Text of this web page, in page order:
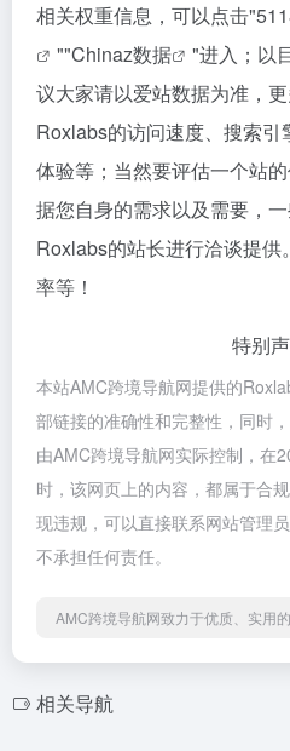
相关权重信息，可以点击"
""Chinaz数据
"进入；以
议大家请以爱站数据为准，
Roxlabs的访问速度、搜索
体验等；当然要评估一个站
据您自身的需求以及需要，
Roxlabs的站长进行洽谈提
率等！
特别
本站AMC跨境导航网提供的
部链接的准确性和完整性，同时
由AMC跨境导航网实际控制，在
时，该网页上的内容，都属于合
现违规，可以直接联系网站管理
不承担任何责任。
AMC跨境导航网致力于优质、实用
相关导航